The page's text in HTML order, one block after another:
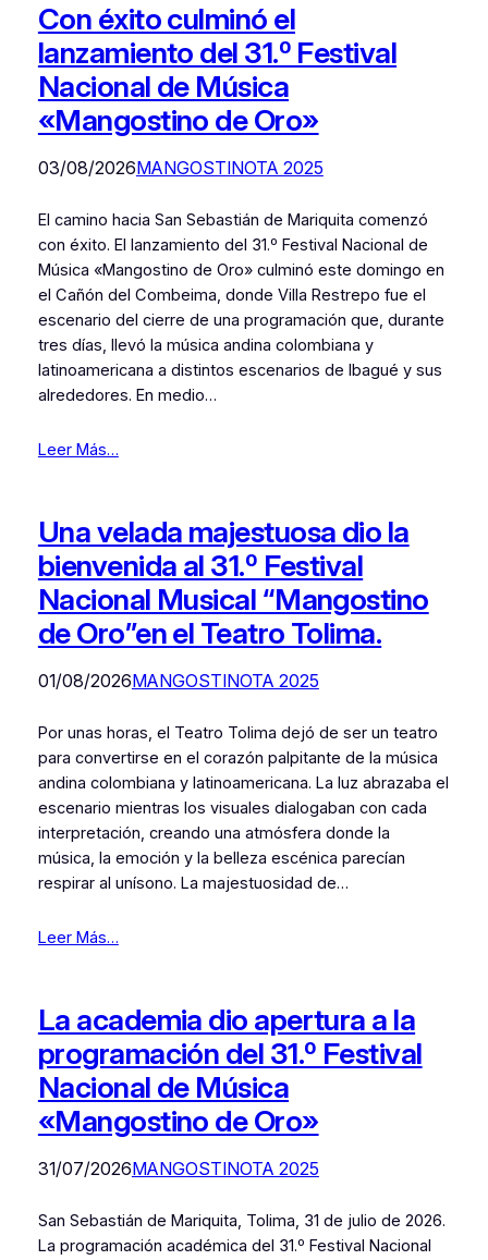
Con éxito culminó el
lanzamiento del 31.º Festival
Nacional de Música
«Mangostino de Oro»
03/08/2026MANGOSTINOTA 2025
El camino hacia San Sebastián de Mariquita comenzó
con éxito. El lanzamiento del 31.º Festival Nacional de
Música «Mangostino de Oro» culminó este domingo en
el Cañón del Combeima, donde Villa Restrepo fue el
escenario del cierre de una programación que, durante
tres días, llevó la música andina colombiana y
latinoamericana a distintos escenarios de Ibagué y sus
alrededores. En medio…
Leer Más…
Una velada majestuosa dio la
bienvenida al 31.º Festival
Nacional Musical “Mangostino
de Oro”en el Teatro Tolima.
01/08/2026MANGOSTINOTA 2025
Por unas horas, el Teatro Tolima dejó de ser un teatro
para convertirse en el corazón palpitante de la música
andina colombiana y latinoamericana. La luz abrazaba el
escenario mientras los visuales dialogaban con cada
interpretación, creando una atmósfera donde la
música, la emoción y la belleza escénica parecían
respirar al unísono. La majestuosidad de…
Leer Más…
La academia dio apertura a la
programación del 31.º Festival
Nacional de Música
«Mangostino de Oro»
31/07/2026MANGOSTINOTA 2025
San Sebastián de Mariquita, Tolima, 31 de julio de 2026.
La programación académica del 31.º Festival Nacional